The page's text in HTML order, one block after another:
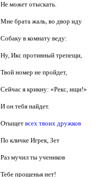
Не может отыскать.
Мне брата жаль, во двор иду
Собаку в комнату веду:
Ну, Икс противный трепещи,
Твой номер не пройдет,
Сейчас я крикну: «Рекс, ищи!»
И он тебя найдет.
Отыщет всех твоих дружков
По кличке Игрек, Зет
Раз мучил ты учеников
Тебе прощенья нет!